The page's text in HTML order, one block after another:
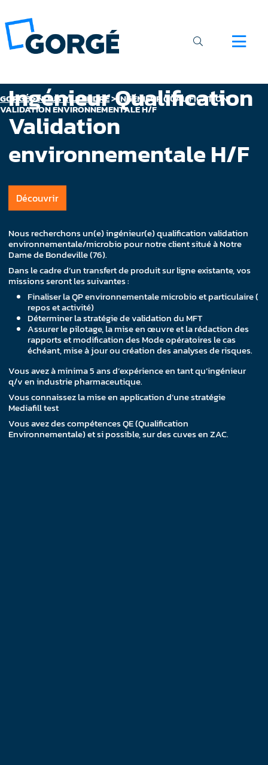
GORGÉ>NOUS REJOINDRE>INGÉNIEUR QUALIFICATION
VALIDATION ENVIRONNEMENTALE H/F
Ingénieur Qualification
Validation
environnementale H/F
Découvrir
Nous recherchons un(e) ingénieur(e) qualification validation
environnementale/microbio pour notre client situé à Notre
Dame de Bondeville (76).
Dans le cadre d’un transfert de produit sur ligne existante, vos
missions seront les suivantes :
Finaliser la QP environnementale microbio et particulaire (
repos et activité)
Déterminer la stratégie de validation du MFT
Assurer le pilotage, la mise en œuvre et la rédaction des
rapports et modification des Mode opératoires le cas
échéant, mise à jour ou création des analyses de risques.
Vous avez à minima 5 ans d’expérience en tant qu’ingénieur
q/v en industrie pharmaceutique.
Vous connaissez la mise en application d’une stratégie
Mediafill test
Vous avez des compétences QE (Qualification
Environnementale) et si possible, sur des cuves en ZAC.